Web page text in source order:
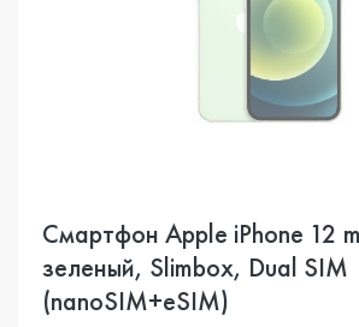
Смартфон Apple iPhone 12
зеленый, Slimbox, Dual SIM
(nanoSIM+eSIM)